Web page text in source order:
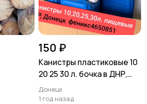
150 ₽
Канистры пластиковые 10
20 25 30 л. бочка в ДНР,
Донецк
Донецк
1 год назад